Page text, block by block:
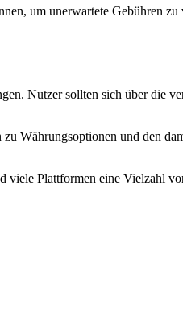
um unerwartete Gebühren
Nutzer sollten sich über die
Währungsoptionen und den
viele Plattformen eine Vielzahl